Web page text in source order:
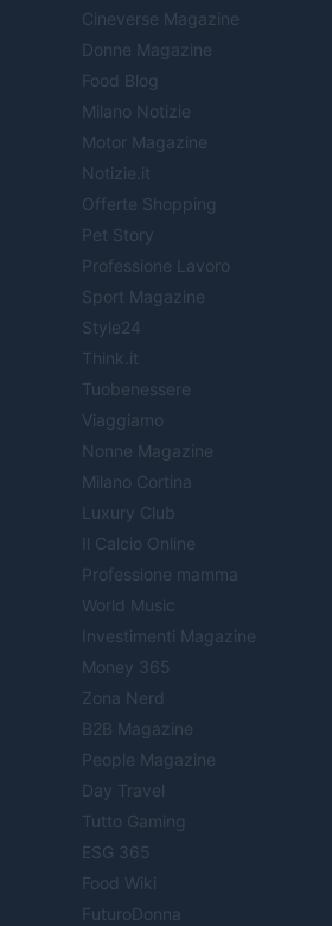
Cineverse Magazine
Donne Magazine
Food Blog
Milano Notizie
Motor Magazine
Notizie.it
Offerte Shopping
Pet Story
Professione Lavoro
Sport Magazine
Style24
Think.it
Tuobenessere
Viaggiamo
Nonne Magazine
Milano Cortina
Luxury Club
Il Calcio Online
Professione mamma
World Music
Investimenti Magazine
Money 365
Zona Nerd
B2B Magazine
People Magazine
Day Travel
Tutto Gaming
ESG 365
Food Wiki
FuturoDonna